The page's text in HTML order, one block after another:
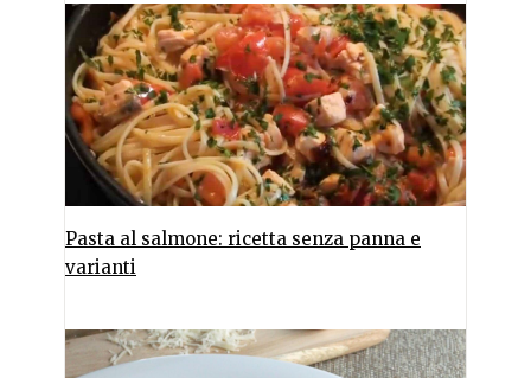
Pasta al salmone: ricetta senza panna e
varianti